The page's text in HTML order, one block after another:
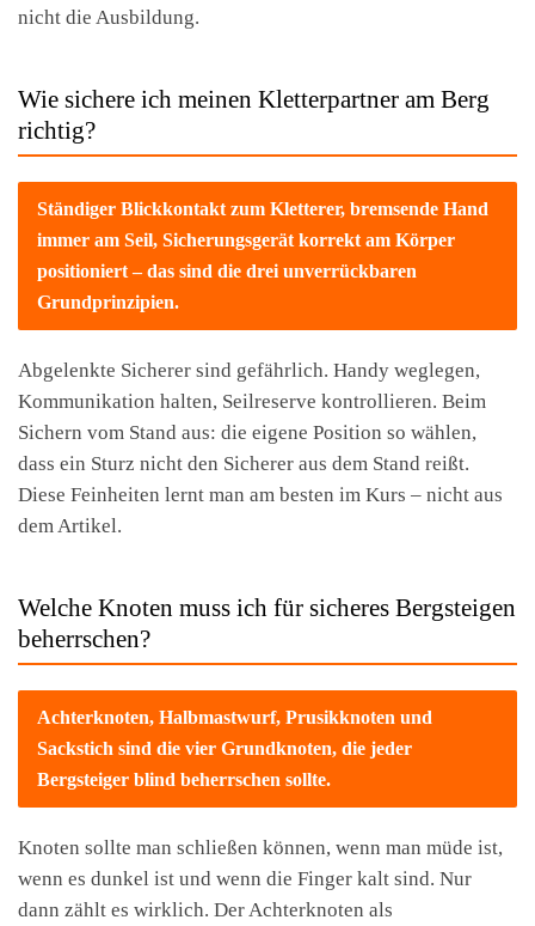
nicht die Ausbildung.
Wie sichere ich meinen Kletterpartner am Berg
richtig?
Ständiger Blickkontakt zum Kletterer, bremsende Hand
immer am Seil, Sicherungsgerät korrekt am Körper
positioniert – das sind die drei unverrückbaren
Grundprinzipien.
Abgelenkte Sicherer sind gefährlich. Handy weglegen,
Kommunikation halten, Seilreserve kontrollieren. Beim
Sichern vom Stand aus: die eigene Position so wählen,
dass ein Sturz nicht den Sicherer aus dem Stand reißt.
Diese Feinheiten lernt man am besten im Kurs – nicht aus
dem Artikel.
Welche Knoten muss ich für sicheres Bergsteigen
beherrschen?
Achterknoten, Halbmastwurf, Prusikknoten und
Sackstich sind die vier Grundknoten, die jeder
Bergsteiger blind beherrschen sollte.
Knoten sollte man schließen können, wenn man müde ist,
wenn es dunkel ist und wenn die Finger kalt sind. Nur
dann zählt es wirklich. Der Achterknoten als